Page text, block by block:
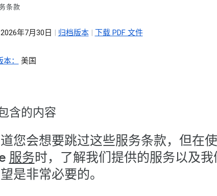
条款
年7月30日 归档版本 下载 PDF 文件
： 美国
含的内容
您会想要跳过这些服务条款，但在
服务时，了解我们提供的服务以及我
是非常必要的。